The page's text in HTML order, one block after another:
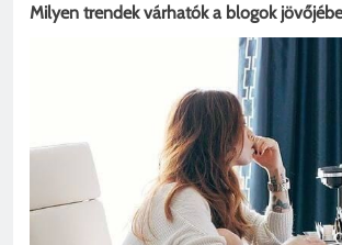
Milyen trendek várhatók a blogok